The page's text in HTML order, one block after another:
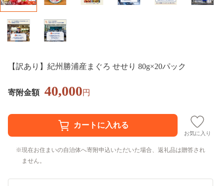
【訳あり】紀州勝浦産まぐろ せせり 80g×20パック
寄附金額 40,000円
お気に入り
現在お住まいの自治体へ寄附申込いただいた場合、返礼品は贈答され
ません。